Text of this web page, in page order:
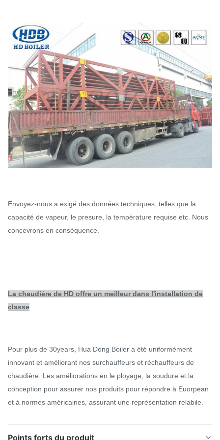
Envoyez-nous a exigé des données techniques, telles que la
capacité de vapeur, le presure, la température requise etc. Nous
concevrons en conséquence.
La chaudière de HD offre un meilleur dans l'installation de
classe
Pour plus de 30years, Hua Dong Boiler a été uniformément
innovant et améliorant nos surchauffeurs et réchauffeurs de
chaudière. Les améliorations en le ployage, la soudure et la
conception pour assurer nos produits pour répondre à Euorpean
et à normes américaines, assurant une représentation relabile.
Points forts du produit